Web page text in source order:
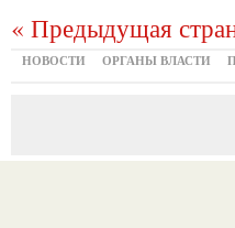
« Предыдущая
НОВОСТИ ОРГАНЫ ВЛАСТИ